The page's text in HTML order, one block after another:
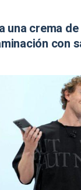
una crema
con